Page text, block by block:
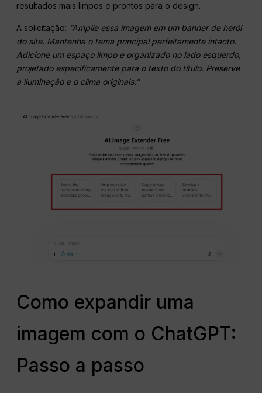
resultados mais limpos e prontos para o design.
A solicitação: “Amplie essa imagem em um banner de herói
do site. Mantenha o tema principal perfeitamente intacto.
Adicione um espaço limpo e organizado no lado esquerdo,
projetado especificamente para o texto do título. Preserve
a iluminação e o clima originais.”
Como expandir uma
imagem com o ChatGPT:
Passo a passo